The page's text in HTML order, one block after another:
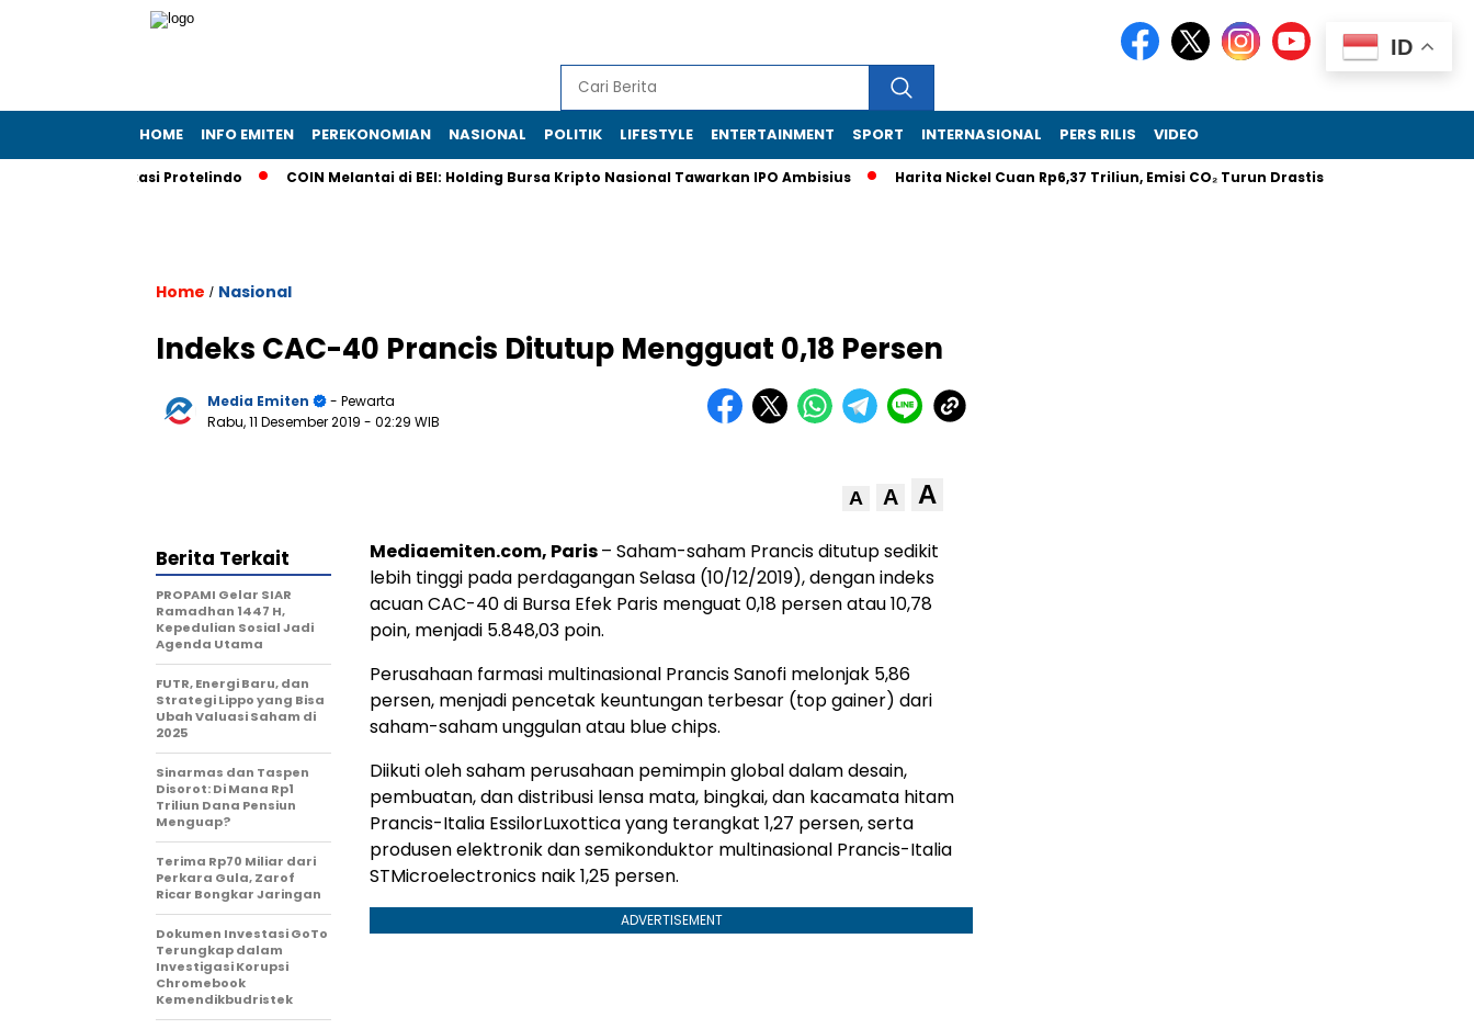
HOME INFO EMITEN PEREKONOMIAN NASIONAL POLITIK LIFESTYLE ENTERTAINMENT SPORT INTERNASIONAL PERS RILIS VIDEO
Telekomunikasi Protelindo COIN Melantai di BEI: Holding Bursa Kripto Nasional Tawarkan IPO Ambisius Harita Nickel Cuan Rp6,37 Triliun, Emisi CO₂ Turun Drastis
Home / Nasional
Indeks CAC-40 Prancis Ditutup Mengguat 0,18 Persen
Media Emiten
- Pewarta
Rabu, 11 Desember 2019 - 02:29 WIB
A A A
Mediaemiten.com, Paris– Saham-saham Prancis ditutup sedikit
lebih tinggi pada perdagangan Selasa (10/12/2019), dengan indeks
acuan CAC-40 di Bursa Efek Paris menguat 0,18 persen atau 10,78
poin, menjadi 5.848,03 poin.
Perusahaan farmasi multinasional Prancis Sanofi melonjak 5,86
persen, menjadi pencetak keuntungan terbesar (top gainer) dari
saham-saham unggulan atau blue chips.
Diikuti oleh saham perusahaan pemimpin global dalam desain,
pembuatan, dan distribusi lensa mata, bingkai, dan kacamata hitam
Prancis-Italia EssilorLuxottica yang terangkat 1,27 persen, serta
produsen elektronik dan semikonduktor multinasional Prancis-Italia
STMicroelectronics naik 1,25 persen.
ADVERTISEMENT
Berita Terkait
PROPAMI Gelar SIAR
Ramadhan 1447 H,
Kepedulian Sosial Jadi
Agenda Utama
FUTR, Energi Baru, dan
Strategi Lippo yang Bisa
Ubah Valuasi Saham di
2025
Sinarmas dan Taspen
Disorot: Di Mana Rp1
Triliun Dana Pensiun
Menguap?
Terima Rp70 Miliar dari
Perkara Gula, Zarof
Ricar Bongkar Jaringan
Dokumen Investasi GoTo
Terungkap dalam
Investigasi Korupsi
Chromebook
Kemendikbudristek
ID